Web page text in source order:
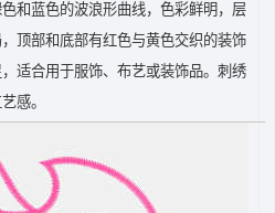
和蓝色的波浪形曲线，色彩鲜明，层
顶部和底部有红色与黄色交织的装饰
适合用于服饰、布艺或装饰品。刺绣
感。